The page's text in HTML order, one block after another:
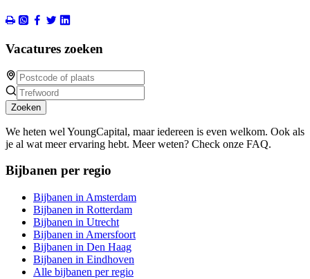
Vacatures zoeken
Zoeken
We heten wel YoungCapital, maar iedereen is even welkom. Ook als
je al wat meer ervaring hebt. Meer weten? Check onze FAQ.
Bijbanen per regio
Bijbanen in Amsterdam
Bijbanen in Rotterdam
Bijbanen in Utrecht
Bijbanen in Amersfoort
Bijbanen in Den Haag
Bijbanen in Eindhoven
Alle bijbanen per regio